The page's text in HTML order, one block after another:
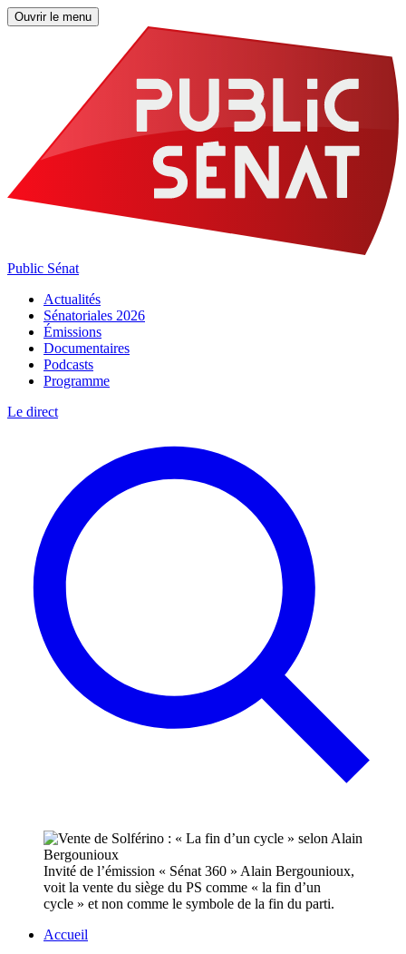
Ouvrir le menu
Public Sénat
Actualités
Sénatoriales 2026
Émissions
Documentaires
Podcasts
Programme
Le direct
Invité de l’émission « Sénat 360 » Alain Bergounioux,
voit la vente du siège du PS comme « la fin d’un
cycle » et non comme le symbole de la fin du parti.
Accueil